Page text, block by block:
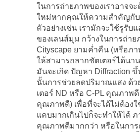
ในการถ่ายภาพของเราอาจจะ
ใหม่หากคุณให้ความสำคัญกับ
ตัวอย่างเช่น เรามักจะใช้รูรับ
ของเลนส์มุม กว้างในการถ่าย
Cityscape ยามค่ำคืน (หรือภา
ให้สามารถลากชัตเตอร์ได้นา
มันจะเกิด ปัญหา Diffraction
นั้นการช่วยลดปริมาณแสง ด้ว
เตอร์ ND หรือ C-PL คุณภาพดี
คุณภาพดี) เพื่อที่จะได้ไม่ต้องใ
แคบมากเกินไปก็จะทำให้ได้
คุณภาพดีมากกว่า หรือในการ